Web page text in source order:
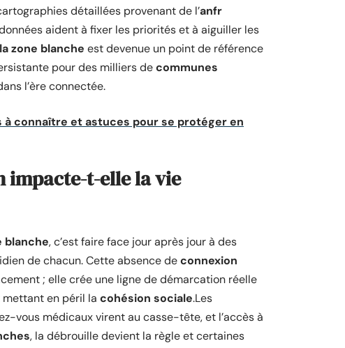
détaillées provenant de l’anfr
aident à fixer les priorités et à aiguiller les
zone blanche est devenue un point de référence
pour des milliers decommunes
l’ère connectée.
à connaître et astuces pour se protéger en
impacte-t-elle la vie
blanche, c’est faire face jour après jour à des
de chacun. Cette absence deconnexion
; elle crée une ligne de démarcation réelle
mettant en péril la cohésion sociale.Les
vous médicaux virent au casse-tête, et l’accès à
, la débrouille devient la règle et certaines